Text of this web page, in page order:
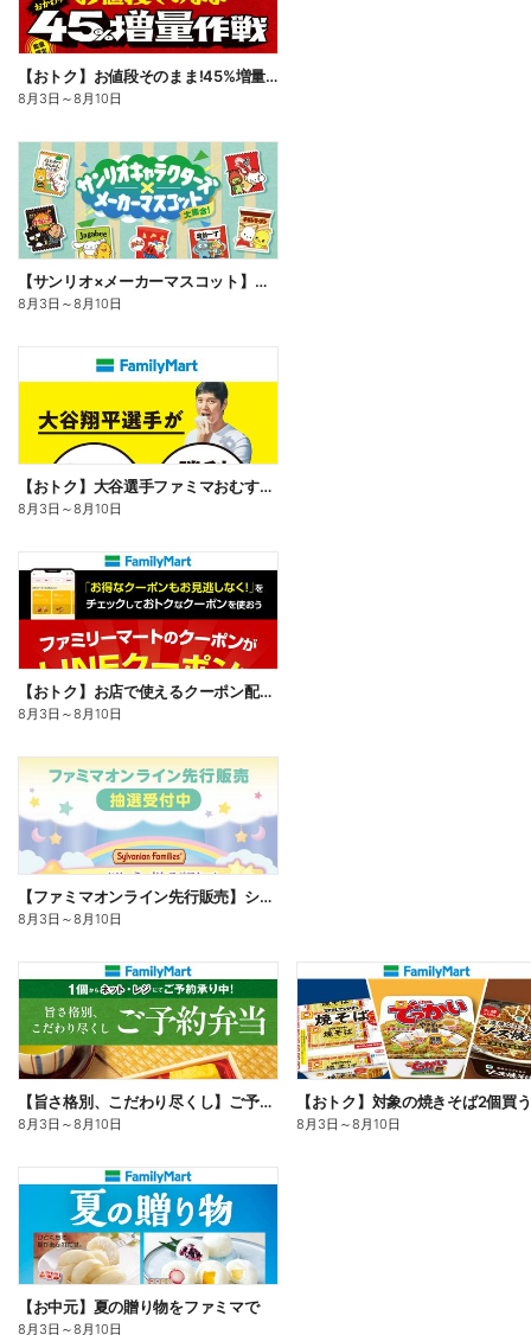
【おトク】お値段そのまま!45%増量作戦!
8月3日 ～8月10日
【サンリオ×メーカーマスコット】オリジナルグッズ貰える!
8月3日 ～8月10日
【おトク】大谷選手ファミマおむすび割
8月3日 ～8月10日
【おトク】お店で使えるクーポン配信中
8月3日 ～8月10日
【ファミマオンライン先行販売】シルバニアファミリー
8月3日 ～8月10日
【旨さ格別、こだわり尽くし】ご予約弁当
8月3日 ～8月10日 8月3日 ～8月10日
【お中元】夏の贈り物をファミマで
8月3日 ～8月10日